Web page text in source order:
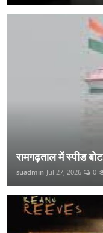
रामगढ़ताल में स्पीड
suadmin Jul 27, 2026 0